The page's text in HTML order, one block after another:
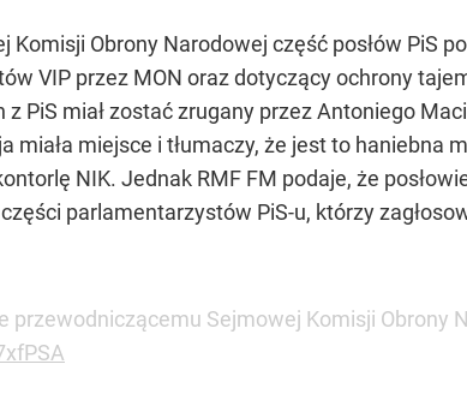
Komisji Obrony Narodowej część posłów PiS
VIP przez MON oraz dotyczący ochrony
z PiS miał zostać zrugany przez Antoniego
miała miejsce i tłumaczy, że jest to haniebna
NIK. Jednak RMF FM podaje, że
parlamentarzystów PiS-u, którzy
przewodniczącemu Sejmowej Komisji Obrony